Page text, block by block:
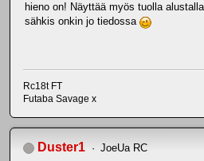
hieno on! Näyttää myös tuolla
sähkis onkin jo tiedossa
Rc18t FT
Futaba Savage x
Duster1 JoeUa RC